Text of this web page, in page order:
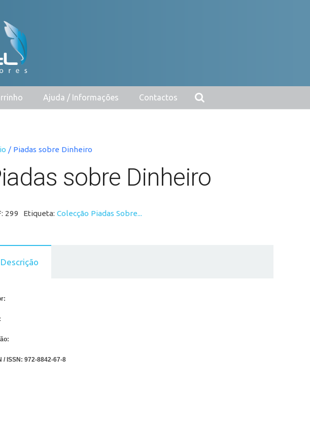
Ajuda / Informações Contactos
/ Piadas sobre Dinheiro
sobre Dinheiro
299 Etiqueta:Colecção Piadas Sobre...
Descrição
/ ISSN: 972-8842-67-8